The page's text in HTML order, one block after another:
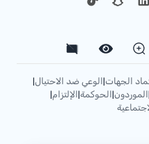
الجهات|الوعي ضد الاحتيال|
الموردون|الحوكمة|الإلتزام|